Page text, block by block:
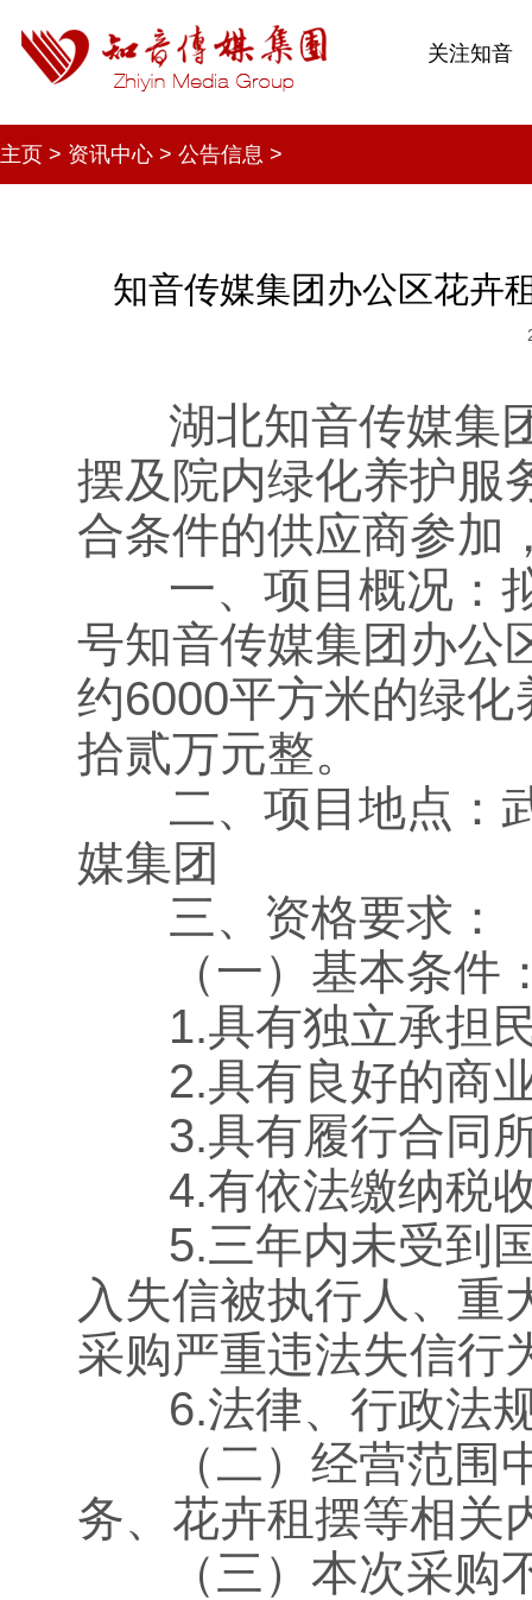
关注知音
主页 > 资讯中心 > 公告信息 >
知音传媒集团办公区花卉
湖北知音传媒集团
摆及院内绿化养护服
合条件的供应商参加
一、项目概况：拟
号知音传媒集团办公
约6000平方米的绿
拾贰万元整。
二、项目地点：武
媒集团
三、资格要求：
（一）基本条件
1.具有独立承担民
2.具有良好的商业
3.具有履行合同所
4.有依法缴纳税收
5.三年内未受到国
入失信被执行人、重
采购严重违法失信行
6.法律、行政法规
（二）经营范围中
务、花卉租摆等相关
（三）本次采购